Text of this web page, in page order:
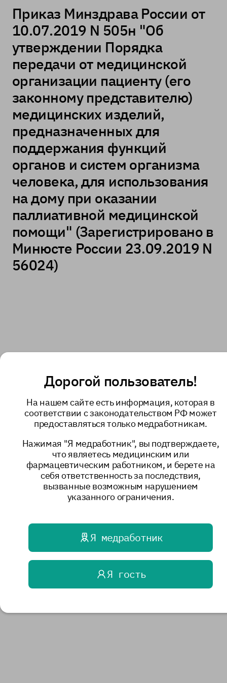
Приказ Минздрава России от
10.07.2019 N 505н "Об
утверждении Порядка
передачи от медицинской
организации пациенту (его
законному представителю)
медицинских изделий,
предназначенных для
поддержания функций
органов и систем организма
человека, для использования
на дому при оказании
паллиативной медицинской
помощи" (Зарегистрировано в
Минюсте России 23.09.2019 N
56024)
Дорогой пользователь!
На нашем сайте есть информация, которая в
соответствии с законодательством РФ может
предоставляться только медработникам.
Нажимая "Я медработник", вы подтверждаете,
что являетесь медицинским или
фармацевтическим работником, и берете на
себя ответственность за последствия,
вызванные возможным нарушением
указанного ограничения.
Я медработник
Я гость